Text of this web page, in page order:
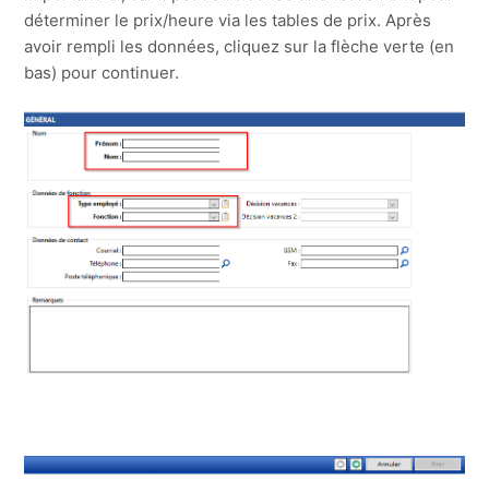
déterminer le prix/heure via les tables de prix. Après
avoir rempli les données, cliquez sur la flèche verte (en
bas) pour continuer.